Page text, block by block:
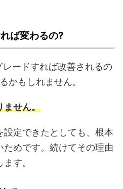
ば変わるの?
レードすれば改善されるの
かもしれません。
ません。
定できたとしても、根本
めです。続けてその理由
す。